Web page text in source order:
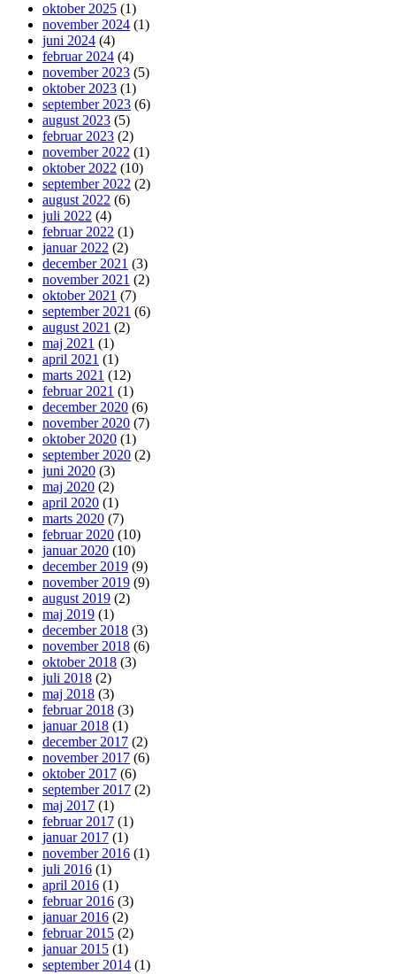
oktober 2025 (1)
november 2024 (1)
juni 2024 (4)
februar 2024 (4)
november 2023 (5)
oktober 2023 (1)
september 2023 (6)
august 2023 (5)
februar 2023 (2)
november 2022 (1)
oktober 2022 (10)
september 2022 (2)
august 2022 (6)
juli 2022 (4)
februar 2022 (1)
januar 2022 (2)
december 2021 (3)
november 2021 (2)
oktober 2021 (7)
september 2021 (6)
august 2021 (2)
maj 2021 (1)
april 2021 (1)
marts 2021 (12)
februar 2021 (1)
december 2020 (6)
november 2020 (7)
oktober 2020 (1)
september 2020 (2)
juni 2020 (3)
maj 2020 (2)
april 2020 (1)
marts 2020 (7)
februar 2020 (10)
januar 2020 (10)
december 2019 (9)
november 2019 (9)
august 2019 (2)
maj 2019 (1)
december 2018 (3)
november 2018 (6)
oktober 2018 (3)
juli 2018 (2)
maj 2018 (3)
februar 2018 (3)
januar 2018 (1)
december 2017 (2)
november 2017 (6)
oktober 2017 (6)
september 2017 (2)
maj 2017 (1)
februar 2017 (1)
januar 2017 (1)
november 2016 (1)
juli 2016 (1)
april 2016 (1)
februar 2016 (3)
januar 2016 (2)
februar 2015 (2)
januar 2015 (1)
september 2014 (1)